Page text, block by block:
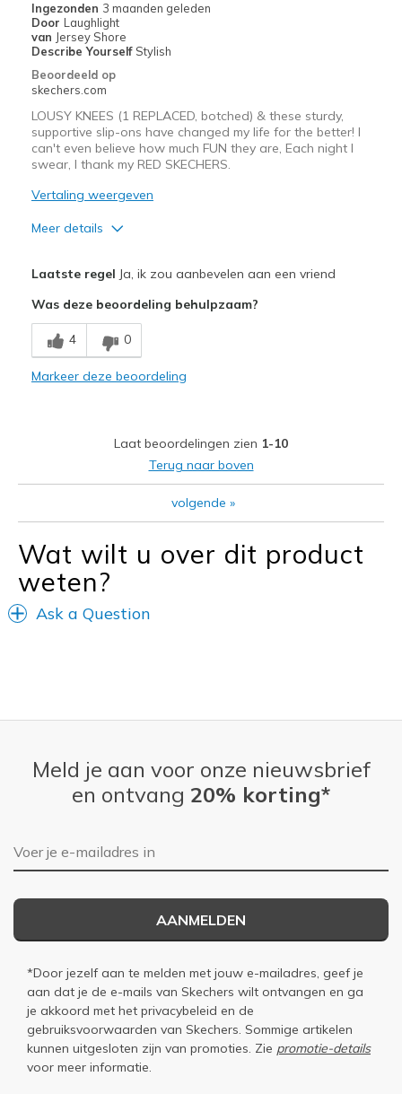
Ingezonden 3 maanden geleden
Door Laughlight
van Jersey Shore
Describe Yourself Stylish
Beoordeeld op
skechers.com
LOUSY KNEES (1 REPLACED, botched) & these sturdy,
supportive slip-ons have changed my life for the better! I
can't even believe how much FUN they are, Each night I
swear, I thank my RED SKECHERS.
Vertaling weergeven
Meer details
Comfortable
Durable
Wash beautifully; I air dry them
THAT I DON'T HAVE 2 PAIRS!
Beste toepassingen
Casual Wear
Going Out
Special Occasions
Width
Feels true to width
Feels true to size
I'm Really Into Shoes
Laatste regel Ja, ik zou aanbevelen aan een vriend
Was deze beoordeling behulpzaam?
4 0
Markeer deze beoordeling
Laat beoordelingen zien 1-10
Terug naar boven
volgende »
Wat wilt u over dit product
weten?
Ask a Question
Meld je aan voor onze nieuwsbrief
en ontvang 20% korting*
E-mailadres
AANMELDEN
*Door jezelf aan te melden met jouw e-mailadres, geef je
aan dat je de e-mails van Skechers wilt ontvangen en ga
je akkoord met het privacybeleid en de
gebruiksvoorwaarden van Skechers. Sommige artikelen
kunnen uitgesloten zijn van promoties. Zie promotie-details
voor meer informatie.